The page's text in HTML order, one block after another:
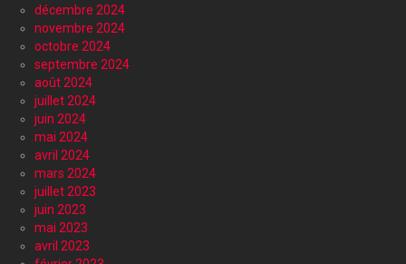
décembre 2024
novembre 2024
octobre 2024
septembre 2024
août 2024
juillet 2024
juin 2024
mai 2024
avril 2024
mars 2024
juillet 2023
juin 2023
mai 2023
avril 2023